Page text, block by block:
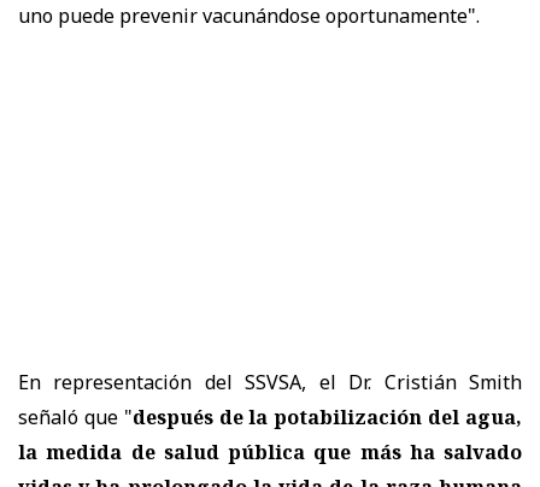
uno puede prevenir vacunándose oportunamente".
En representación del SSVSA, el Dr. Cristián Smith
señaló que "después de la potabilización del agua,
la medida de salud pública que más ha salvado